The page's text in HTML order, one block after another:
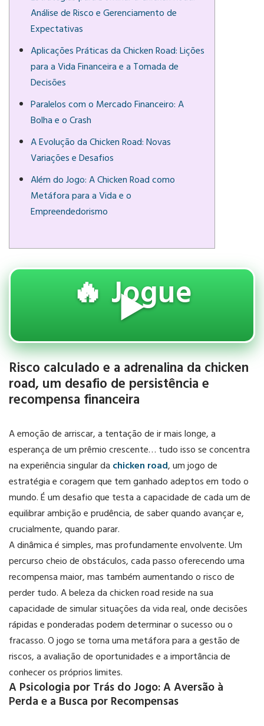
Análise de Risco e Gerenciamento de
Expectativas
Aplicações Práticas da Chicken Road: Lições
para a Vida Financeira e a Tomada de
Decisões
Paralelos com o Mercado Financeiro: A
Bolha e o Crash
A Evolução da Chicken Road: Novas
Variações e Desafios
Além do Jogo: A Chicken Road como
Metáfora para a Vida e o
Empreendedorismo
🔥 Jogue
▶️
Risco calculado e a adrenalina da chicken
road, um desafio de persistência e
recompensa financeira
A emoção de arriscar, a tentação de ir mais longe, a
esperança de um prêmio crescente… tudo isso se concentra
na experiência singular da chicken road, um jogo de
estratégia e coragem que tem ganhado adeptos em todo o
mundo. É um desafio que testa a capacidade de cada um de
equilibrar ambição e prudência, de saber quando avançar e,
crucialmente, quando parar.
A dinâmica é simples, mas profundamente envolvente. Um
percurso cheio de obstáculos, cada passo oferecendo uma
recompensa maior, mas também aumentando o risco de
perder tudo. A beleza da chicken road reside na sua
capacidade de simular situações da vida real, onde decisões
rápidas e ponderadas podem determinar o sucesso ou o
fracasso. O jogo se torna uma metáfora para a gestão de
riscos, a avaliação de oportunidades e a importância de
conhecer os próprios limites.
A Psicologia por Trás do Jogo: A Aversão à
Perda e a Busca por Recompensas